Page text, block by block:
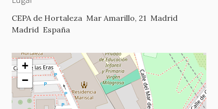
CEPA de Hortaleza Mar Amarillo, 21 Madrid
Madrid España
+
−